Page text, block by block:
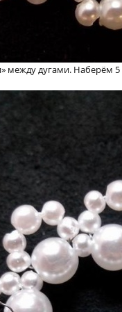
между дугами.